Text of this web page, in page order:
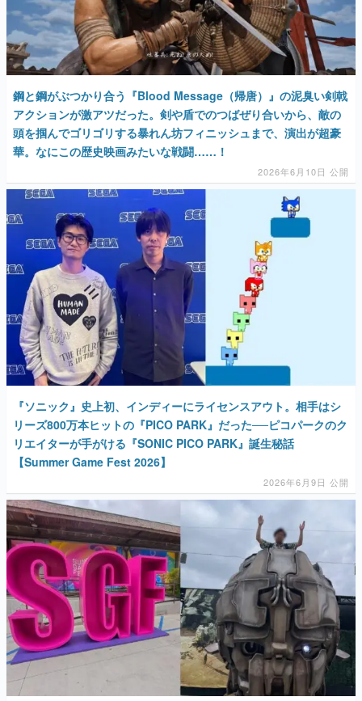
鋼と鋼がぶつかり合う『Blood Message（帰唐）』の泥臭い剣戟
アクションが激アツだった。剣や盾でのつばぜり合いから、敵の
頭を掴んでゴリゴリする暴れん坊フィニッシュまで、演出が超豪
華。なにこの歴史映画みたいな戦闘……！
2026年6月10日 公開
『ソニック』史上初、インディーにライセンスアウト。相手はシ
リーズ800万本ヒットの『PICO PARK』だった──ピコパークのク
リエイターが手がける『SONIC PICO PARK』誕生秘話
【Summer Game Fest 2026】
2026年6月9日 公開